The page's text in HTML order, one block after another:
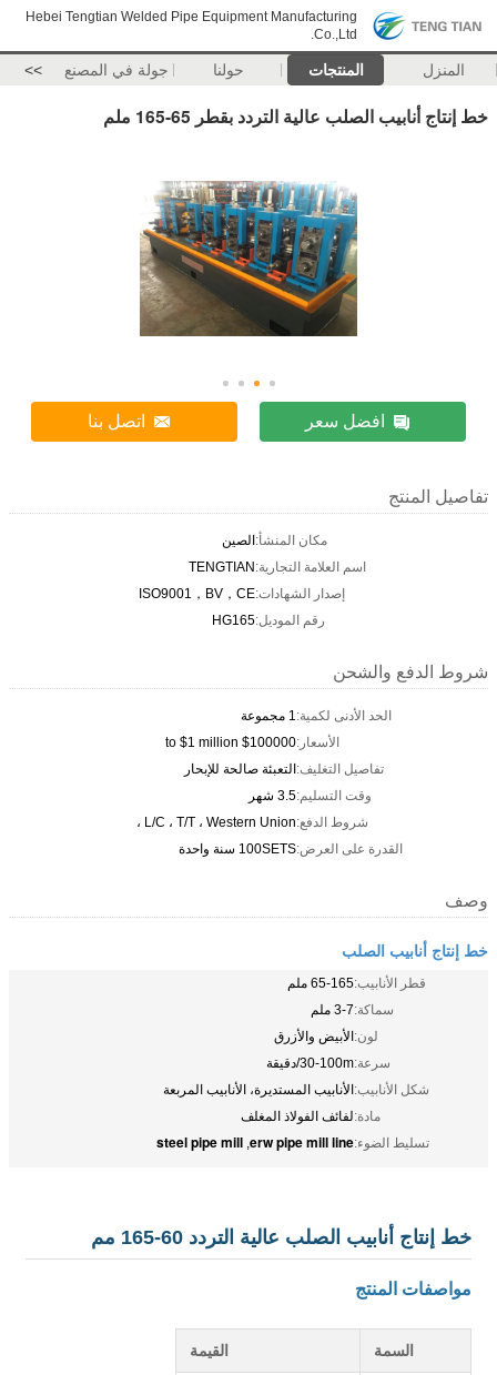
Hebei Tengtian Welded Pipe Equipment Manufacturing
Co.,Ltd.
المنزل المنتجات حولنا جولة في المصنع >>
خط إنتاج أنابيب الصلب عالية التردد بقطر 65-165 ملم
افضل سعر اتصل بنا
تفاصيل المنتج
مكان المنشأ:الصين
اسم العلامة التجارية:TENGTIAN
إصدار الشهادات:ISO9001，BV，CE
رقم الموديل:HG165
شروط الدفع والشحن
الحد الأدنى لكمية:1 مجموعة
الأسعار:$100000 to $1 million
تفاصيل التغليف:التعبئة صالحة للإبحار
وقت التسليم:3.5 شهر
شروط الدفع:L/C ، T/T ، Western Union ،
القدرة على العرض:100SETS سنة واحدة
وصف
خط إنتاج أنابيب الصلب
قطر الأنابيب:65-165 ملم
سماكة:3-7 ملم
لون:الأبيض والأزرق
سرعة:30-100m/دقيقة
شكل الأنابيب:الأنابيب المستديرة، الأنابيب المربعة
مادة:لفائف الفولاذ المغلف
تسليط الضوء:erw pipe mill line
,
steel pipe mill
خط إنتاج أنابيب الصلب عالية التردد 60-165 مم
مواصفات المنتج
السمة القيمة